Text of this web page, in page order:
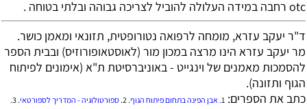
otc רחבה במידה העלולה להוביל לצריכה גבוהה ובלתי בטוחה .
ד"ר יעקב עזרא, מומחה לרפואה נטורופטית, תזונאי ומאמן כושר.
מר יעקב עזרא הינו מרצה במכון מור (לאוסטאופורוזיס) ובבית הספר
להסמכות מאמנים של וינגייט - באוניברסיטת ת"א (אימונים לפיתוח
הגוף ותזונה).
כתב את הספרים: 1. אבן הפינה בתחום פיתוח הגוף.
2
. ספורטולוגיה - המדריך לספורטאי.
3.